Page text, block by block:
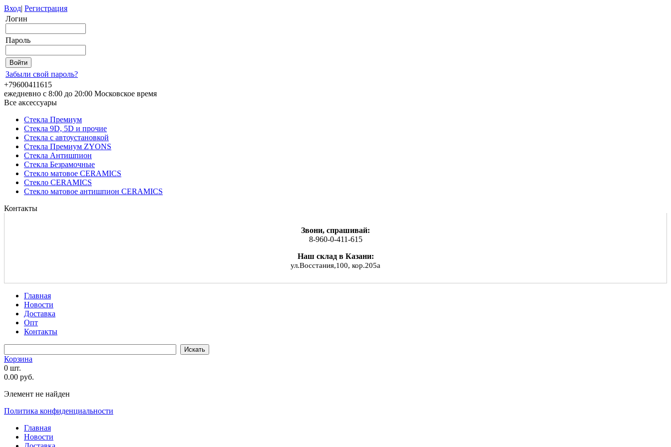
Вход| Регистрация
Логин
Пароль
Забыли свой пароль?
+79600411615
ежедневно с 8:00 до 20:00 Московское время
Все аксессуары
Стекла Премиум
Стекла 9D, 5D и прочие
Стекла с автоустановкой
Стекла Премиум ZYONS
Стекла Антишпион
Стекла Безрамочные
Стекло матовое CERAMICS
Стекло CERAMICS
Стекло матовое антишпион CERAMICS
Контакты
Звони, спрашивай:
8-960-0-411-615
Наш склад в Казани:
ул.Восстания,100, кор.205а
Главная
Новости
Доставка
Опт
Контакты
Корзина
0 шт.
0.00 руб.
Элемент не найден
Политика конфиденциальности
Главная
Новости